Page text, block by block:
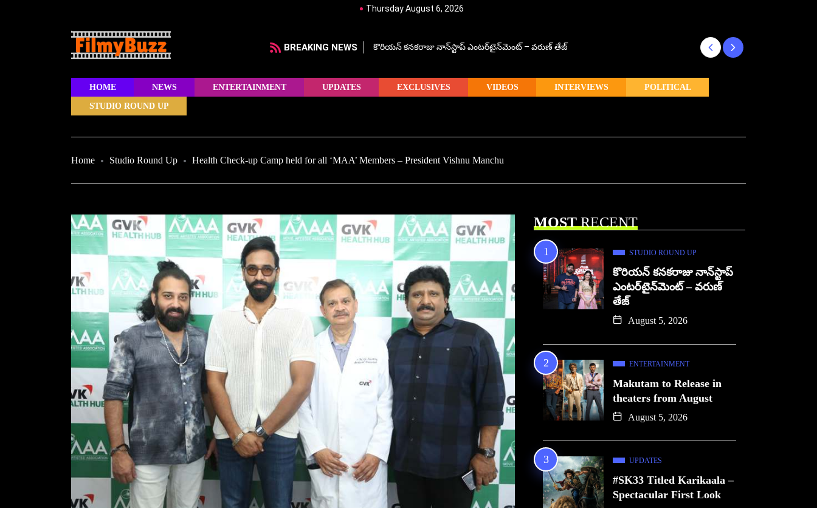
Thursday August 6, 2026
BREAKING NEWS కొరియన్ కనకరాజు నాన్‌స్టాప్ ఎంటర్‌టైన్‌మెంట్ – వరుణ్ తేజ్
HOME NEWS ENTERTAINMENT UPDATES EXCLUSIVES VIDEOS INTERVIEWS POLITICAL
STUDIO ROUND UP
Home Studio Round Up Health Check-up Camp held for all ‘MAA’ Members – President Vishnu Manchu
MOSTRECENT
STUDIO ROUND UP
కొరియన్ కనకరాజు నాన్‌స్టాప్
ఎంటర్‌టైన్‌మెంట్ – వరుణ్
తేజ్
August 5, 2026
ENTERTAINMENT
Makutam to Release in
theaters from August
August 5, 2026
UPDATES
#SK33 Titled Karikaala –
Spectacular First Look